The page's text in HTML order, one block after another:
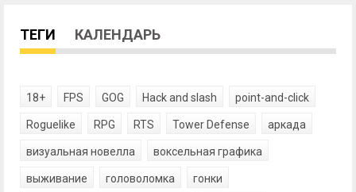
ТЕГИ КАЛЕНДАРЬ
18+ FPS GOG Hack and slash point-and-click
Roguelike RPG RTS Tower Defense аркада
визуальная новелла воксельная графика
выживание головоломка гонки